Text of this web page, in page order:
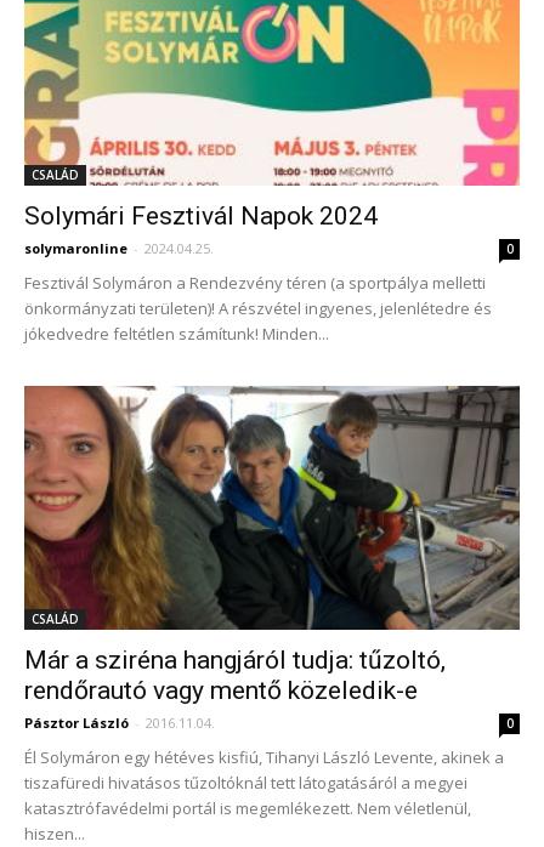
CSALÁD
Solymári Fesztivál Napok 2024
solymaronline - 2024.04.25. 0
Fesztivál Solymáron a Rendezvény téren (a sportpálya melletti
önkormányzati területen)! A részvétel ingyenes, jelenlétedre és
jókedvedre feltétlen számítunk! Minden...
CSALÁD
Már a sziréna hangjáról tudja: tűzoltó,
rendőrautó vagy mentő közeledik-e
Pásztor László - 2016.11.04. 0
Él Solymáron egy hétéves kisfiú, Tihanyi László Levente, akinek a
tiszafüredi hivatásos tűzoltóknál tett látogatásáról a megyei
katasztrófavédelmi portál is megemlékezett. Nem véletlenül,
hiszen...